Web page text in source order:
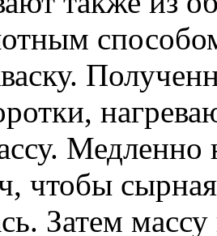
Медленно
чтобы
Затем